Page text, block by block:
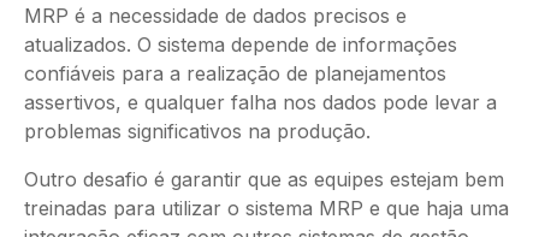
MRP é a necessidade de dados precisos e
atualizados. O sistema depende de informações
confiáveis para a realização de planejamentos
assertivos, e qualquer falha nos dados pode levar a
problemas significativos na produção.
Outro desafio é garantir que as equipes estejam bem
treinadas para utilizar o sistema MRP e que haja uma